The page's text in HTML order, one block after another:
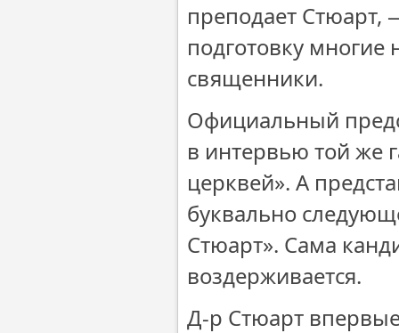
преподает Стюарт,
подготовку
священники.
Официальный
в интервью той же
церквей». А
буквально
Стюарт». Сама
воздерживается.
Д-р Стюарт впервые